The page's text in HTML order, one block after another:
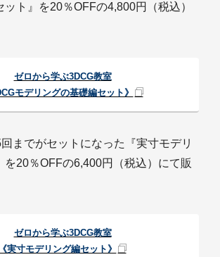
ット』を20％OFFの4,800円（税込）
ゼロから学ぶ3DCG教室
モデリングの基礎編セット》
までがセットになった『実寸モデリ
を20％OFFの6,400円（税込）にて販
ゼロから学ぶ3DCG教室
《実寸モデリング編セット》